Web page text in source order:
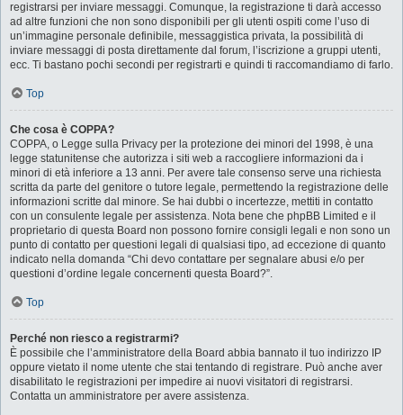
registrarsi per inviare messaggi. Comunque, la registrazione ti darà accesso
ad altre funzioni che non sono disponibili per gli utenti ospiti come l’uso di
un’immagine personale definibile, messaggistica privata, la possibilità di
inviare messaggi di posta direttamente dal forum, l’iscrizione a gruppi utenti,
ecc. Ti bastano pochi secondi per registrarti e quindi ti raccomandiamo di farlo.
Top
Che cosa è COPPA?
COPPA, o Legge sulla Privacy per la protezione dei minori del 1998, è una
legge statunitense che autorizza i siti web a raccogliere informazioni da i
minori di età inferiore a 13 anni. Per avere tale consenso serve una richiesta
scritta da parte del genitore o tutore legale, permettendo la registrazione delle
informazioni scritte dal minore. Se hai dubbi o incertezze, mettiti in contatto
con un consulente legale per assistenza. Nota bene che phpBB Limited e il
proprietario di questa Board non possono fornire consigli legali e non sono un
punto di contatto per questioni legali di qualsiasi tipo, ad eccezione di quanto
indicato nella domanda “Chi devo contattare per segnalare abusi e/o per
questioni d’ordine legale concernenti questa Board?”.
Top
Perché non riesco a registrarmi?
È possibile che l’amministratore della Board abbia bannato il tuo indirizzo IP
oppure vietato il nome utente che stai tentando di registrare. Può anche aver
disabilitato le registrazioni per impedire ai nuovi visitatori di registrarsi.
Contatta un amministratore per avere assistenza.